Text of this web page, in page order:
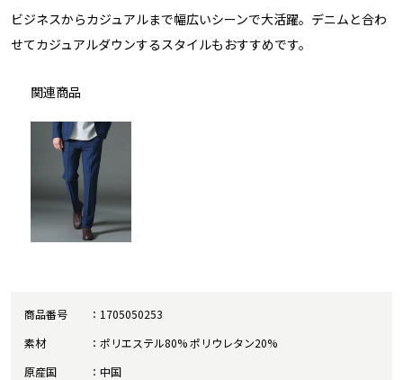
ビジネスからカジュアルまで幅広いシーンで大活躍。デニムと合わ
せてカジュアルダウンするスタイルもおすすめです。
関連商品
商品番号
1705050253
素材
ポリエステル80% ポリウレタン20%
原産国
中国